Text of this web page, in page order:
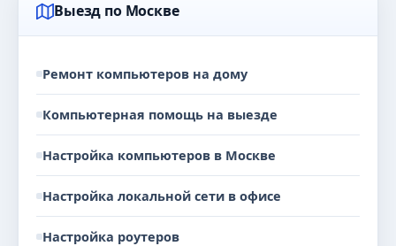
Выезд по Москве
Ремонт компьютеров на дому
Компьютерная помощь на выезде
Настройка компьютеров в Москве
Настройка локальной сети в офисе
Настройка роутеров